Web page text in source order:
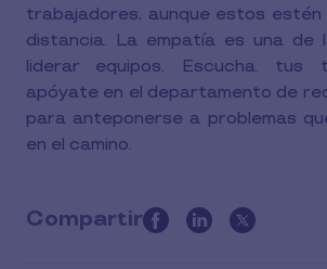
trabajadores, aunque estos estén
distancia. La empatía es una de
liderar equipos. Escucha. tus
apóyate en el departamento de
para anteponerse a problemas
en el camino.
Compartir
this